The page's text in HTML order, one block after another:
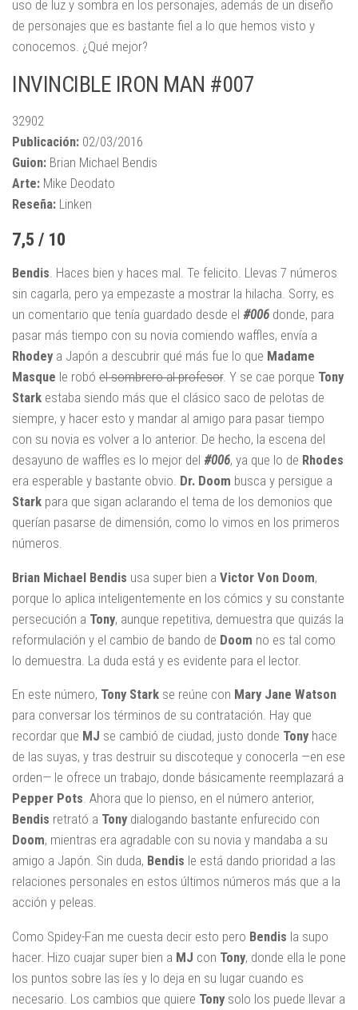
uso de luz y sombra en los personajes, además de un diseño
de personajes que es bastante fiel a lo que hemos visto y
conocemos. ¿Qué mejor?
INVINCIBLE IRON MAN #007
32902
Publicación: 02/03/2016
Guion: Brian Michael Bendis
Arte: Mike Deodato
Reseña: Linken
7,5 / 10
Bendis . Haces bien y haces mal. Te felicito. Llevas 7 números
sin cagarla, pero ya empezaste a mostrar la hilacha. Sorry, es
un comentario que tenía guardado desde el #006 donde, para
pasar más tiempo con su novia comiendo waffles, envía a
Rhodey a Japón a descubrir qué más fue lo que Madame
Masque le robó el sombrero al profesor. Y se cae porque Tony
Stark estaba siendo más que el clásico saco de pelotas de
siempre, y hacer esto y mandar al amigo para pasar tiempo
con su novia es volver a lo anterior. De hecho, la escena del
desayuno de waffles es lo mejor del #006, ya que lo de Rhodes
era esperable y bastante obvio. Dr. Doom busca y persigue a
Stark para que sigan aclarando el tema de los demonios que
querían pasarse de dimensión, como lo vimos en los primeros
números.
Brian Michael Bendis usa super bien a Victor Von Doom,
porque lo aplica inteligentemente en los cómics y su constante
persecución a Tony, aunque repetitiva, demuestra que quizás la
reformulación y el cambio de bando de Doom no es tal como
lo demuestra. La duda está y es evidente para el lector.
En este número, Tony Stark se reúne con Mary Jane Watson
para conversar los términos de su contratación. Hay que
recordar que MJ se cambió de ciudad, justo donde Tony hace
de las suyas, y tras destruir su discoteque y conocerla —en ese
orden— le ofrece un trabajo, donde básicamente reemplazará a
Pepper Pots. Ahora que lo pienso, en el número anterior,
Bendis retrató a Tony dialogando bastante enfurecido con
Doom, mientras era agradable con su novia y mandaba a su
amigo a Japón. Sin duda, Bendis le está dando prioridad a las
relaciones personales en estos últimos números más que a la
acción y peleas.
Como Spidey-Fan me cuesta decir esto pero Bendis la supo
hacer. Hizo cuajar super bien a MJ con Tony, donde ella le pone
los puntos sobre las íes y lo deja en su lugar cuando es
necesario. Los cambios que quiere Tony solo los puede llevar a